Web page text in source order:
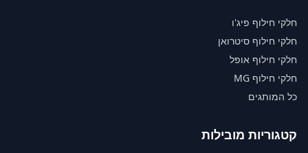
חלקי חילוף פיג'ו
חלקי חילוף סיטרואן
חלקי חילוף אופל
חלקי חילוף MG
כל המותגים
קטגוריות מובילות